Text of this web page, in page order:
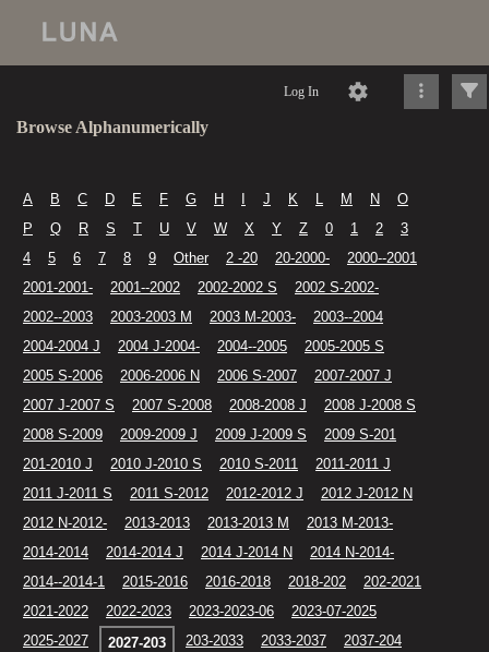
Log In
Browse Alphanumerically
A B C D E F G H J K L M N
O
P
Q R S T U V W X Y Z 0 1 2
3
4
5 6 7 8 9 Other 2 -20 20-2000-
2000--2001
2001-2001-
2001--2002 2002-2002 S
2002 S-2002-
2002--2003
2003-2003 M 2003 M-2003-
2003--2004
2004-2004 J
2004 J-2004- 2004--2005
2005-2005 S
2005 S-2006
2006-2006 N 2006 S-2007
2007-2007 J
2007 J-2007 S
2007 S-2008 2008-2008 J
2008 J-2008 S
2008 S-2009
2009-2009 J 2009 J-2009 S
2009 S-201
201-2010 J
2010 J-2010 S 2010 S-2011
2011-2011 J
2011 J-2011 S
2011 S-2012 2012-2012 J
2012 J-2012 N
2012 N-2012-
2013-2013 2013-2013 M
2013 M-2013-
2014-2014
2014-2014 J 2014 J-2014 N
2014 N-2014-
2014--2014-1
2015-2016 2016-2018 2018-202
202-2021
2021-2022
2022-2023 2023-2023-06
2023-07-2025
2025-2027
2027-203 203-2033 2033-2037
2037-204